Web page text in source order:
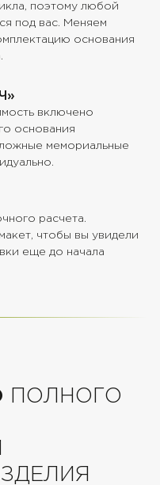
поэтому любой
под вас. Меняем
основания
включено
основания
мемориальные
расчета.
чтобы вы увидели
еще до начала
ПОЛНОГО